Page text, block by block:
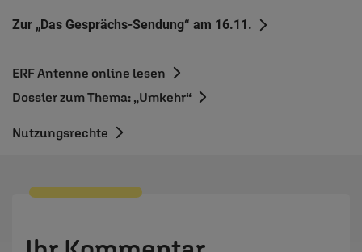
Zur „Das Gesprächs-Sendung“ am 16.11.
ERF Antenne online lesen
Dossier zum Thema: „Umkehr“
Nutzungsrechte